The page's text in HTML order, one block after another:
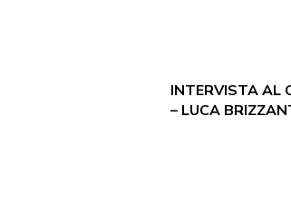
INTERVISTA AL
– LUCA